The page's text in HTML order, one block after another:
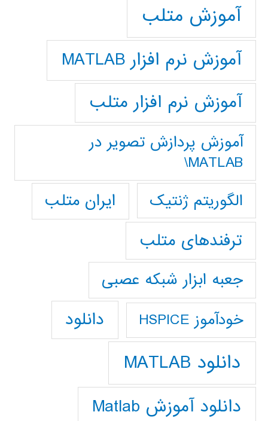
آموزش متلب
آموزش نرم افزار MATLAB
آموزش نرم افزار متلب
آموزش پردازش تصوير در
MATLAB\
الگوریتم ژنتیک
ایران متلب
ترفندهای متلب
جعبه ابزار شبکه عصبی
خودآموز HSPICE دانلود
دانلود MATLAB
دانلود آموزش Matlab